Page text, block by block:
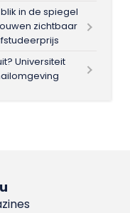
in de spiegel
zichtbaar
Universiteit